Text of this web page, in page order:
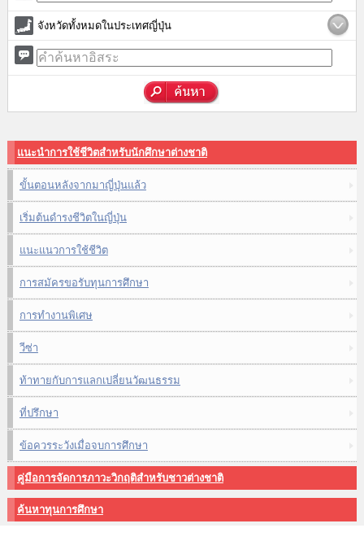
จังหวัดทั้งหมดในประเทศญี่ปุ่น
แนะนำการใช้ชีวิตสำหรับนักศึกษาต่างชาติ
ขั้นตอนหลังจากมาญี่ปุ่นแล้ว
เริ่มต้นดำรงชีวิตในญี่ปุ่น
แนะแนวการใช้ชีวิต
การสมัครขอรับทุนการศึกษา
การทำงานพิเศษ
วีซ่า
ท้าทายกับการแลกเปลี่ยนวัฒนธรรม
ที่ปรึกษา
ข้อควรระวังเมื่อจบการศึกษา
คู่มือการจัดการภาวะวิกฤติสำหรับชาวต่างชาติ
ค้นหาทุนการศึกษา